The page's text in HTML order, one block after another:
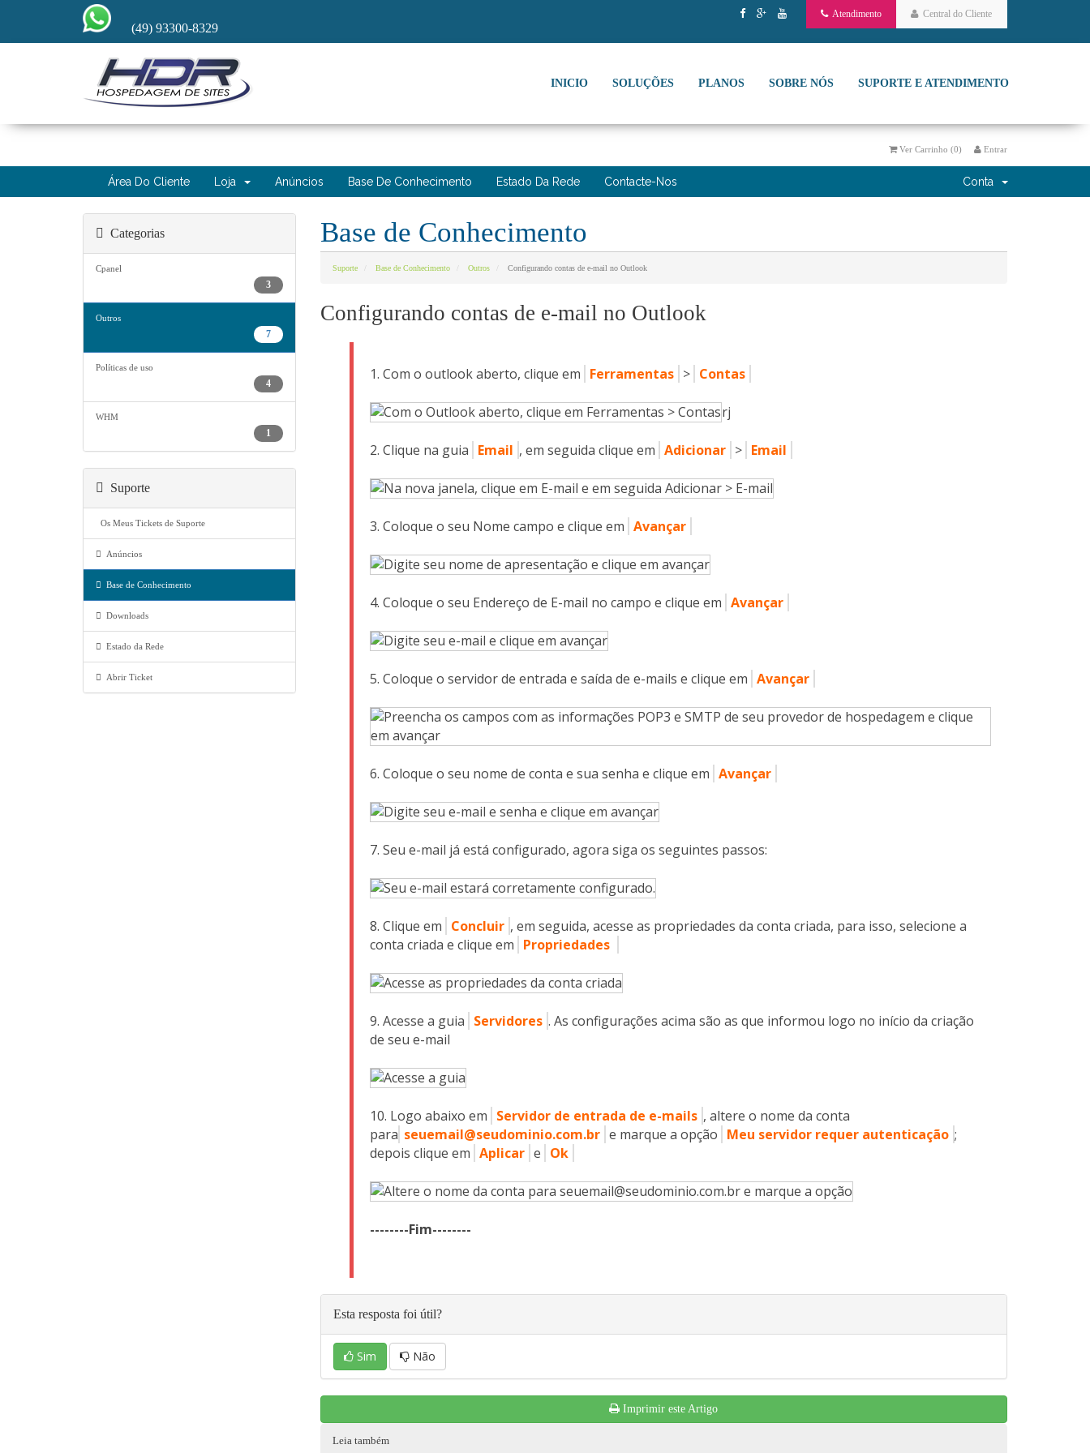
(49) 93300-8329
Central do Cliente
Atendimento
INICIO SOLUÇÕES PLANOS SOBRE NÓS SUPORTE E ATENDIMENTO
Entrar
Ver Carrinho (0)
Área Do Cliente Loja Anúncios Base De Conhecimento Estado Da Rede Contacte-Nos Conta
Base de Conhecimento
Suporte Base de Conhecimento Outros Configurando contas de e-mail no Outlook
Categorias
Cpanel
3
Outros
7
Políticas de uso
4
WHM
1
Configurando contas de e-mail no Outlook
Com o outlook aberto, clique em Ferramentas > Contas
rj
Clique na guia Email , em seguida clique em Adicionar > Email
Coloque o seu Nome campo e clique em Avançar
Coloque o seu Endereço de E-mail no campo e clique em Avançar
Coloque o servidor de entrada e saída de e-mails e clique em Avançar
Coloque o seu nome de conta e sua senha e clique em Avançar
Seu e-mail já está configurado, agora siga os seguintes passos:
Clique em Concluir , em seguida, acesse as propriedades da conta criada, para isso, selecione a
conta criada e clique em Propriedades
Acesse a guia Servidores . As configurações acima são as que informou logo no início da criação
de seu e-mail
Logo abaixo em Servidor de entrada de e-mails , altere o nome da conta
para seuemail@seudominio.com.br e marque a opção Meu servidor requer autenticação ;
depois clique em Aplicar e Ok
--------Fim--------
Esta resposta foi útil?
Sim Não
Imprimir este Artigo
Leia também
Suporte
Os Meus Tickets de Suporte
Anúncios
Base de Conhecimento
Downloads
Estado da Rede
Abrir Ticket